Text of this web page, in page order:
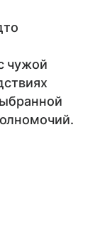
чужой